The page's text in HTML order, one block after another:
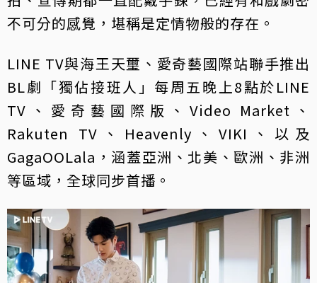
不可分的感覺，堪稱是定情物般的存在。
LINE TV與海王天璽、愛奇藝國際站聯手推出
BL劇「獨佔接班人」每周五晚上8點於LINE
TV、愛奇藝國際版、Video Market、
Rakuten TV、Heavenly、VIKI、以及
GagaOOLala，涵蓋亞洲、北美、歐洲、非洲
等區域，全球同步首播。